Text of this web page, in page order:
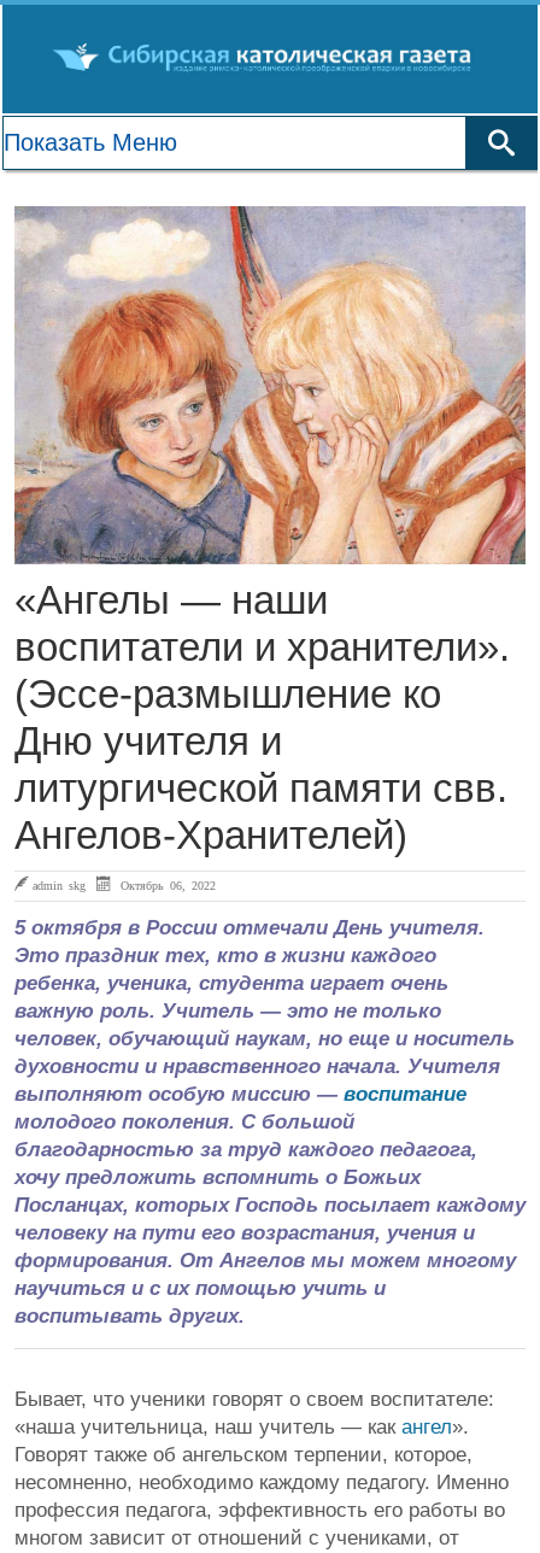
«Ангелы — наши
воспитатели и хранители».
(Эссе-размышление ко
Дню учителя и
литургической памяти свв.
Ангелов-Хранителей)
admin skg Октябрь 06, 2022
5 октября в России отмечали День учителя.
Это праздник тех, кто в жизни каждого
ребенка, ученика, студента играет очень
важную роль. Учитель — это не только
человек, обучающий наукам, но еще и носитель
духовности и нравственного начала. Учителя
выполняют особую миссию — воспитание
молодого поколения. С большой
благодарностью за труд каждого педагога,
хочу предложить вспомнить о Божьих
Посланцах, которых Господь посылает каждому
человеку на пути его возрастания, учения и
формирования. От Ангелов мы можем многому
научиться и с их помощью учить и
воспитывать других.​
Бывает, что ученики говорят о своем воспитателе:
«наша учительница, наш учитель — как ангел». ​
Говорят также об ангельском терпении, которое,
несомненно, необходимо каждому педагогу. Именно
профессия педагога, ​эффективность его работы во
многом зависит от отношений с учениками, от